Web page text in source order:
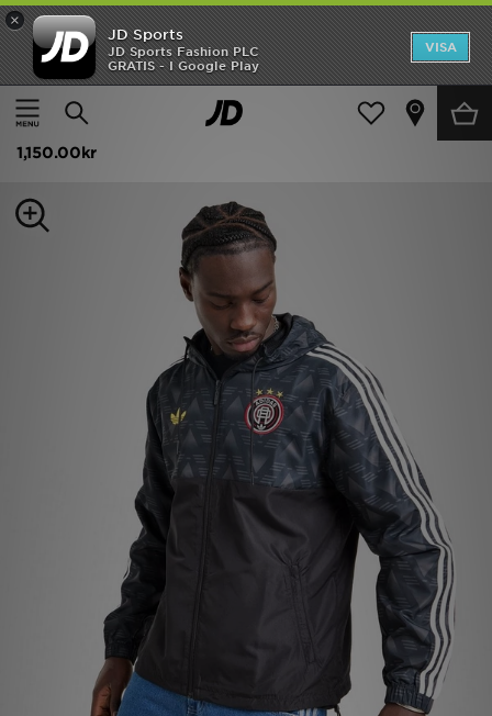
×
JD Sports
JD Sports Fashion PLC
GRATIS - I Google Play
VISA
Hem
Herr Herrkläder Jackor
adidas Originals All Over Print Windbreaker Jacket
1,150.00kr
Hem
Rea
Dam
Ladda ner appen
Mina meddelanden
Kundservice